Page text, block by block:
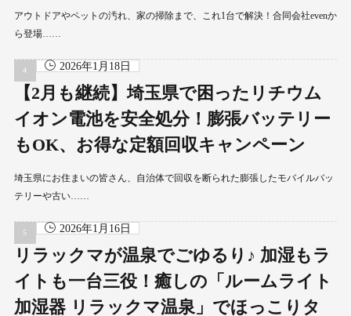
アウトドアやペットの汚れ、家の掃除まで、これ1台で解決！合同会社evenか
ら登場……
2026年1月18日
【2月も継続】埼玉県で困ったリチウム
イオン電池を安全処分！膨張バッテリー
もOK、お得な定額回収キャンペーン
埼玉県にお住まいの皆さん、自治体で回収を断られた膨張したモバイルバッ
テリーや古い……
2026年1月16日
リラックマが温泉でごゆるり♪ 加湿もラ
イトも一台三役！癒しの「ルームライト
加湿器 リラックマ温泉」でほっこりタ